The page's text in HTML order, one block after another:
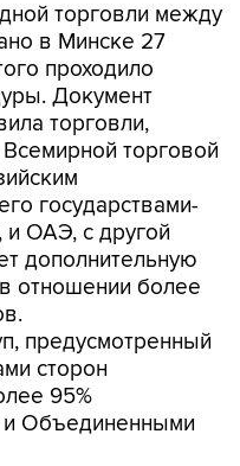
торговли между
в Минске 27
проходило
Документ
торговли,
торговой
государствами-
и ОАЭ, с другой
дополнительную
отношении более
предусмотренный
сторон
95%
Объединенными